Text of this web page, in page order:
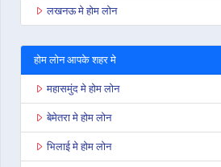
लखनऊ मे होम लोन
होम लोन आपके शहर मे
महासमुंद मे होम लोन
बेमेतरा मे होम लोन
भिलाई मे होम लोन